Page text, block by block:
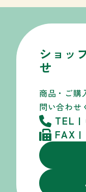
ショッ
せ
商品・ご購
問い合わせ
TEL |
FAX |